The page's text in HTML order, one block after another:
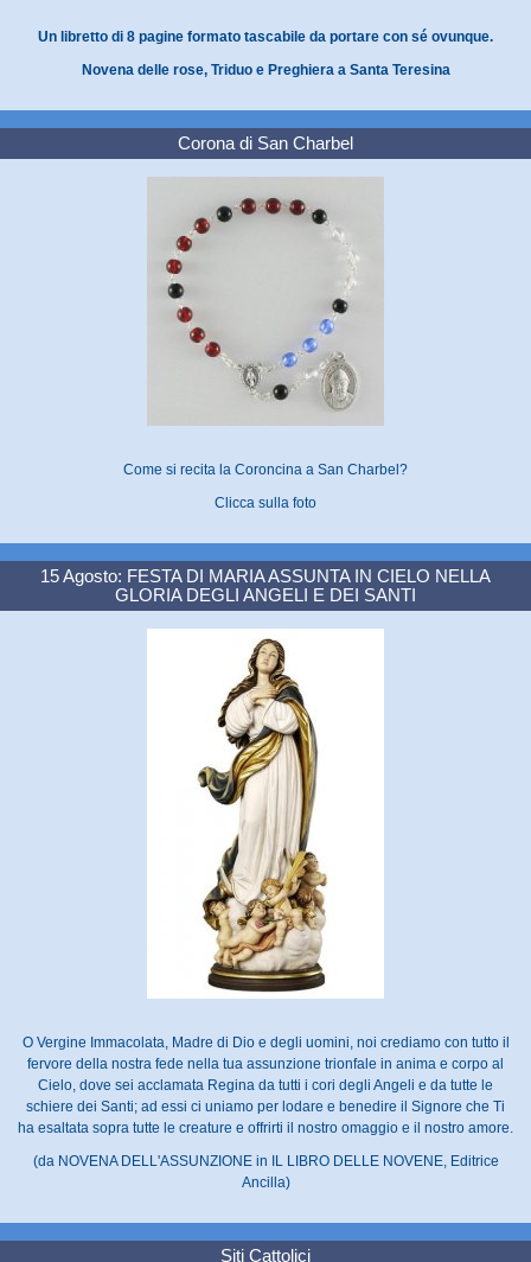
Un libretto di 8 pagine formato tascabile da portare con sé ovunque.
Novena delle rose, Triduo e Preghiera a Santa Teresina
Corona di San Charbel
Come si recita la Coroncina a San Charbel?
Clicca sulla foto
15 Agosto: FESTA DI MARIA ASSUNTA IN CIELO NELLA
GLORIA DEGLI ANGELI E DEI SANTI
O Vergine Immacolata, Madre di Dio e degli uomini, noi crediamo con tutto il
fervore della nostra fede nella tua assunzione trionfale in anima e corpo al
Cielo, dove sei acclamata Regina da tutti i cori degli Angeli e da tutte le
schiere dei Santi; ad essi ci uniamo per lodare e benedire il Signore che Ti
ha esaltata sopra tutte le creature e offrirti il nostro omaggio e il nostro amore.
(da NOVENA DELL'ASSUNZIONE in IL LIBRO DELLE NOVENE, Editrice
Ancilla)
Siti Cattolici